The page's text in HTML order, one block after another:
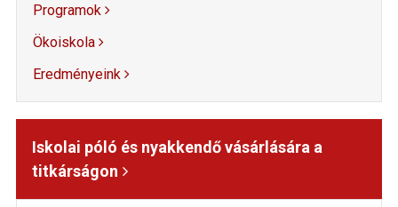
Programok
Ökoiskola
Eredményeink
Iskolai póló és nyakkendő vásárlására a
titkárságon